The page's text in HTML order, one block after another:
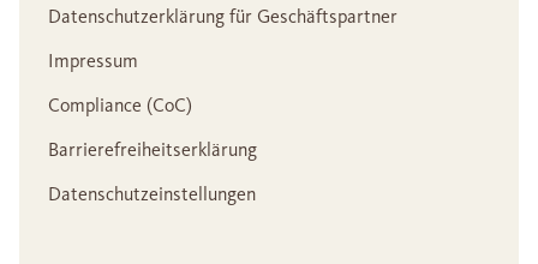
Datenschutzerklärung für Geschäftspartner
Impressum
Compliance (CoC)
Barrierefreiheitserklärung
Datenschutzeinstellungen